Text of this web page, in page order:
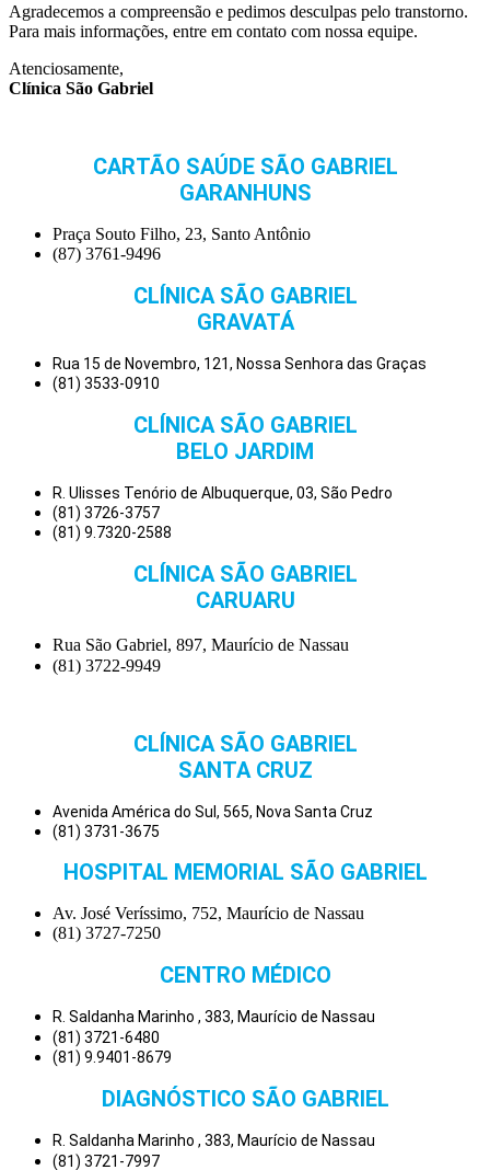
Agradecemos a compreensão e pedimos desculpas pelo transtorno.
Para mais informações, entre em contato com nossa equipe.
Atenciosamente,
Clínica São Gabriel
CARTÃO SAÚDE SÃO GABRIEL
GARANHUNS
Praça Souto Filho, 23, Santo Antônio
(87) 3761-9496
CLÍNICA SÃO GABRIEL
GRAVATÁ
Rua 15 de Novembro, 121, Nossa Senhora das Graças
(81) 3533-0910
CLÍNICA SÃO GABRIEL
BELO JARDIM
R. Ulisses Tenório de Albuquerque, 03, São Pedro
(81) 3726-3757
(81) 9.7320-2588
CLÍNICA SÃO GABRIEL
CARUARU
Rua São Gabriel, 897, Maurício de Nassau
(81) 3722-9949
CLÍNICA SÃO GABRIEL
SANTA CRUZ
Avenida América do Sul, 565, Nova Santa Cruz
(81) 3731-3675
HOSPITAL MEMORIAL SÃO GABRIEL
Av. José Veríssimo, 752, Maurício de Nassau
(81) 3727-7250
CENTRO MÉDICO
R. Saldanha Marinho , 383, Maurício de Nassau
(81) 3721-6480
(81) 9.9401-8679
DIAGNÓSTICO SÃO GABRIEL
R. Saldanha Marinho , 383, Maurício de Nassau
(81) 3721-7997